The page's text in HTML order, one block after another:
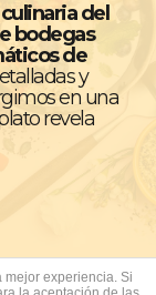
del
bodegas
de
y
en una
revela
mejor experiencia. Si